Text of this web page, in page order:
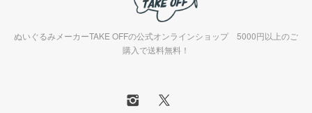
ぬいぐるみメーカーTAKE OFFの公式オンラインショップ 5000円以上のご
購入で送料無料！